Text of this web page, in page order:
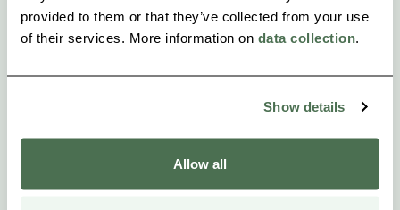
provided to them or that they’ve collected from your use
of their services. More information on data collection
Show details
Allow all